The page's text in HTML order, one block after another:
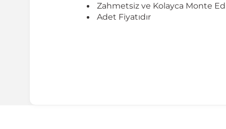
Zahmetsiz ve Kolayca Monte
Adet Fiyatıdır